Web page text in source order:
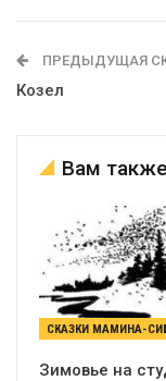
ПРЕДЫДУЩАЯ
Козел
Вам
Зимовье на